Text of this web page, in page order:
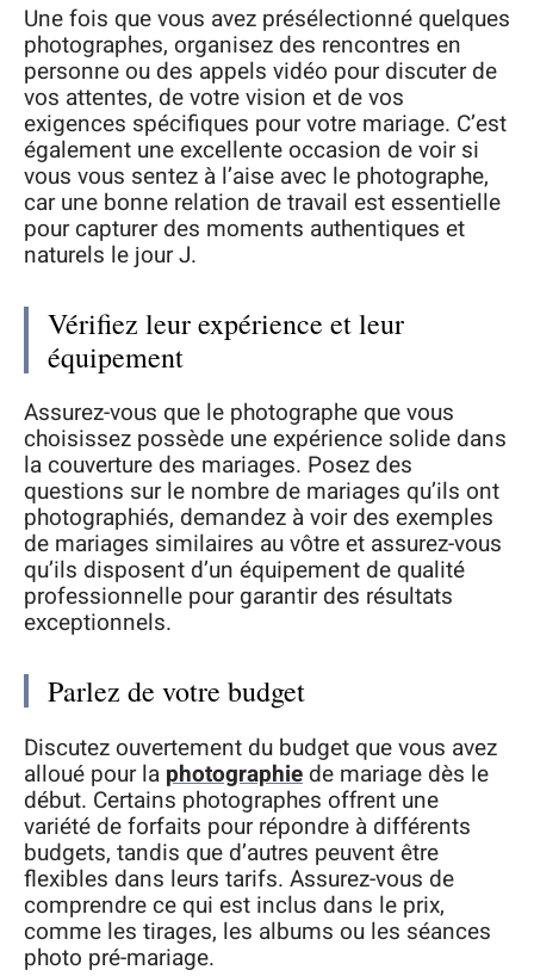
Une fois que vous avez présélectionné quelques
photographes, organisez des rencontres en
personne ou des appels vidéo pour discuter de
vos attentes, de votre vision et de vos
exigences spécifiques pour votre mariage. C’est
également une excellente occasion de voir si
vous vous sentez à l’aise avec le photographe,
car une bonne relation de travail est essentielle
pour capturer des moments authentiques et
naturels le jour J.
Vérifiez leur expérience et leur
équipement
Assurez-vous que le photographe que vous
choisissez possède une expérience solide dans
la couverture des mariages. Posez des
questions sur le nombre de mariages qu’ils ont
photographiés, demandez à voir des exemples
de mariages similaires au vôtre et assurez-vous
qu’ils disposent d’un équipement de qualité
professionnelle pour garantir des résultats
exceptionnels.
Parlez de votre budget
Discutez ouvertement du budget que vous avez
alloué pour la photographie de mariage dès le
début. Certains photographes offrent une
variété de forfaits pour répondre à différents
budgets, tandis que d’autres peuvent être
flexibles dans leurs tarifs. Assurez-vous de
comprendre ce qui est inclus dans le prix,
comme les tirages, les albums ou les séances
photo pré-mariage.